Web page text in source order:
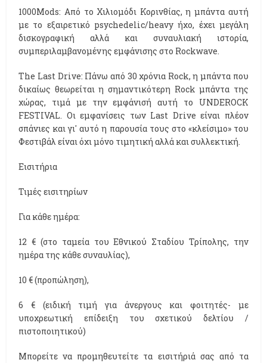
1000Μods: Από το Χιλιομόδι Κορινθίας, η μπάντα αυτή
με το εξαιρετικό psychedelic/heavy ήχο, έχει μεγάλη
δισκογραφική αλλά και συναυλιακή ιστορία,
συμπεριλαμβανομένης εμφάνισης στο Rockwave.
The Last Drive: Πάνω από 30 χρόνια Rock, η μπάντα που
δικαίως θεωρείται η σημαντικότερη Rock μπάντα της
χώρας, τιμά με την εμφάνισή αυτή το UNDEROCK
FESTIVAL. Οι εμφανίσεις των Last Drive είναι πλέον
σπάνιες και γι' αυτό η παρουσία τους στο «κλείσιμο» του
Φεστιβάλ είναι όχι μόνο τιμητική αλλά και συλλεκτική.
Εισιτήρια
Τιμές εισιτηρίων
Για κάθε ημέρα:
12 € (στο ταμεία του Εθνικού Σταδίου Τρίπολης, την
ημέρα της κάθε συναυλίας),
10 € (προπώληση),
6 € (ειδική τιμή για άνεργους και φοιτητές- με
υποχρεωτική επίδειξη του σχετικού δελτίου /
πιστοποιητικού)
Μπορείτε να προμηθευτείτε τα εισιτήριά σας από τα